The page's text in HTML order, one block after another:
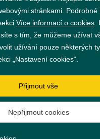
GDPR
Nastavení cookies
stránkami. Podrobné
Více informací o cookies
s tím, že můžeme užívat
užívání pouze některých
„Nastavení cookies“.
Přijmout vše
Nepřijmout cookies